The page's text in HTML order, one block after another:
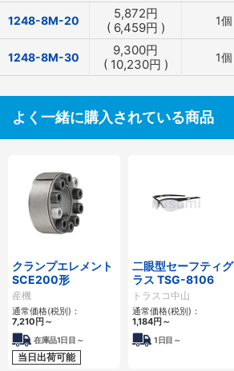
1248-8M-20 5,872円
( 6,459円 ) 1個
1248-8M-30 9,300円
( 10,230円 ) 1個
よく一緒に購入されている商品
クランプエレメント
SCE200形
産機
通常価格(税別)：
7,210 円 ～
在庫品1日目～
当日出荷可能
二眼型セーフティグ
ラス TSG-8106
トラスコ中山
通常価格(税別)：
1,184円 ～
1日目～